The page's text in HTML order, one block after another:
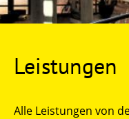
Leistungen
Alle Leistungen von